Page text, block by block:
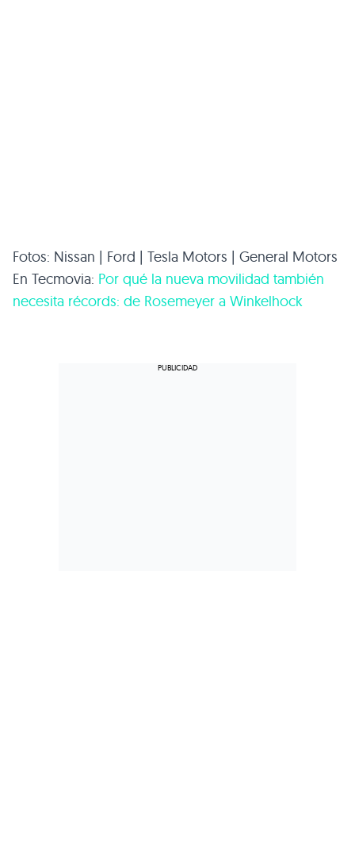
Fotos: Nissan | Ford | Tesla Motors | General Motors
En Tecmovia: Por qué la nueva movilidad también
necesita récords: de Rosemeyer a Winkelhock